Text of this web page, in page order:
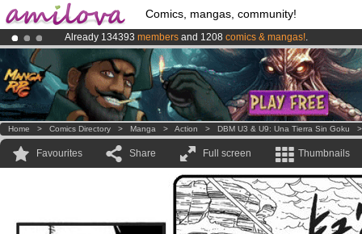
Comics, mangas, community!
Already 134393 members and 1208 comics & mangas!.
AmilovaKickstarter is now LIVE!.
Premium membership from3.95 euros per month !Get membership
Home > Comics Directory > Manga > Action > DBM U3 & U9: Una Tierra Sin Goku
Favourites Share Full screen Thumbnails